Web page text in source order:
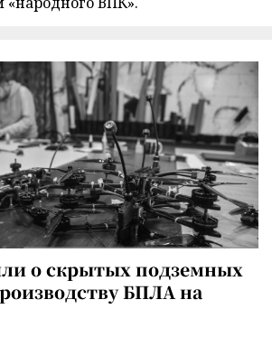
о скрытых подземных
БПЛА на